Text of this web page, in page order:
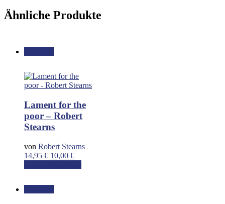
Ähnliche Produkte
Lament for the
poor – Robert
Stearns
von Robert Stearns
14,95€ Ursprünglicher
10,00 €Aktueller